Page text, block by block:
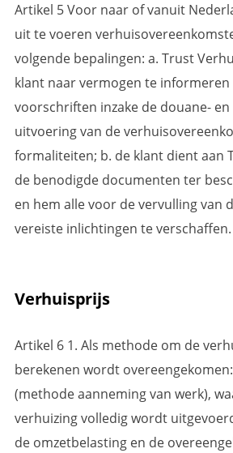
Artikel 5 Voor naar of vanuit
uit te voeren
volgende bepalingen: a. Trust
klant naar vermogen te
voorschriften inzake de douane-
uitvoering van de
formaliteiten; b. de klant dient aan
de benodigde documenten ter
en hem alle voor de vervulling van
vereiste inlichtingen te verschaffen.
Verhuisprijs
Artikel 6 1. Als methode om de
berekenen wordt
(methode aanneming van werk),
verhuizing volledig wordt
de omzetbelasting en de